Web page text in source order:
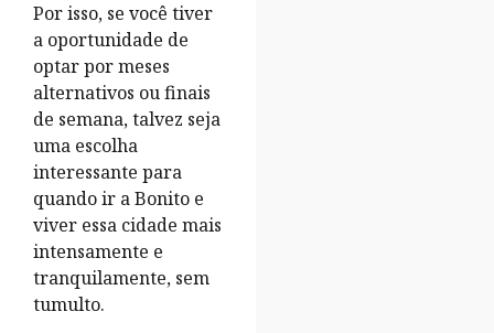
Por isso, se você tiver
a oportunidade de
optar por meses
alternativos ou finais
de semana, talvez seja
uma escolha
interessante para
quando ir a Bonito e
viver essa cidade mais
intensamente e
tranquilamente, sem
tumulto.